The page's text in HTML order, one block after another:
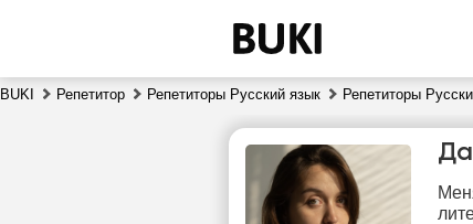
BUKI Репетитор Репетиторы Русский язык Репетиторы